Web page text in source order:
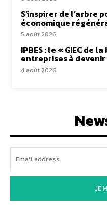
S’inspirer de l’arbre
économique
5 août 2026
IPBES : le « GIEC de
entreprises à
4 août 2026
JE